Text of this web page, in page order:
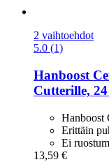
2 vaihtoehdot
5.0 (1)
Hanboost
Cutterille,
Hanboost
Erittäin
Ei
13,59 €